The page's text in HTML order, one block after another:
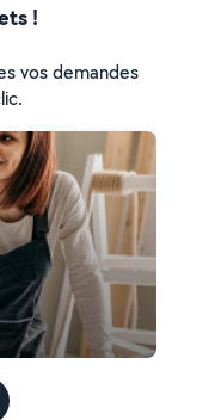
!
vos demandes